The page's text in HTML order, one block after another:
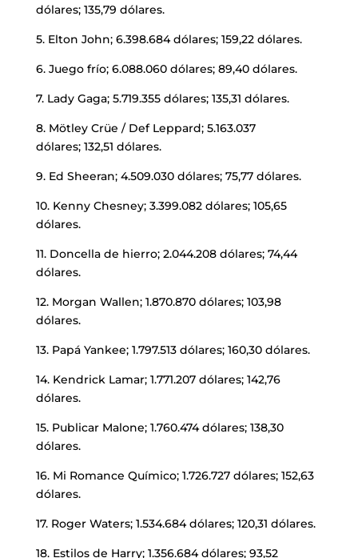
dólares; 135,79 dólares.
5. Elton John; 6.398.684 dólares; 159,22 dólares.
6. Juego frío; 6.088.060 dólares; 89,40 dólares.
7. Lady Gaga; 5.719.355 dólares; 135,31 dólares.
8. Mötley Crüe / Def Leppard; 5.163.037
dólares; 132,51 dólares.
9. Ed Sheeran; 4.509.030 dólares; 75,77 dólares.
10. Kenny Chesney; 3.399.082 dólares; 105,65
dólares.
11. Doncella de hierro; 2.044.208 dólares; 74,44
dólares.
12. Morgan Wallen; 1.870.870 dólares; 103,98
dólares.
13. Papá Yankee; 1.797.513 dólares; 160,30 dólares.
14. Kendrick Lamar; 1.771.207 dólares; 142,76
dólares.
15. Publicar Malone; 1.760.474 dólares; 138,30
dólares.
16. Mi Romance Químico; 1.726.727 dólares; 152,63
dólares.
17. Roger Waters; 1.534.684 dólares; 120,31 dólares.
18. Estilos de Harry; 1.356.684 dólares; 93,52